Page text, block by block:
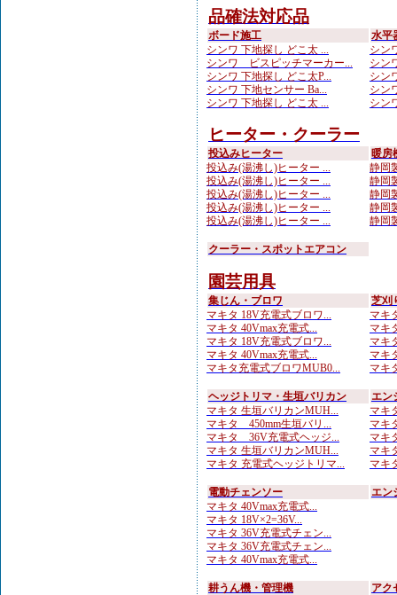
品確法対応品
ボード施工
シンワ 下地探し どこ太 ...
シンワ ビスピッチマーカー...
シンワ 下地探し どこ太P...
シンワ 下地センサー Ba...
シンワ 下地探し どこ太 ...
水平
シン
シン
シン
シン
シン
ヒーター・クーラー
投込みヒーター
投込み(湯沸し)ヒーター ...
投込み(湯沸し)ヒーター ...
投込み(湯沸し)ヒーター ...
投込み(湯沸し)ヒーター ...
投込み(湯沸し)ヒーター ...
暖房
静岡
静岡
静岡
静岡
静岡
クーラー・スポットエアコン
園芸用具
集じん・ブロワ
マキタ 18V充電式ブロワ...
マキタ 40Vmax充電式...
マキタ 18V充電式ブロワ...
マキタ 40Vmax充電式...
マキタ充電式ブロワMUB0...
芝刈
マキ
マキ
マキ
マキ
マキ
ヘッジトリマ・生垣バリカン
マキタ 生垣バリカンMUH...
マキタ 450mm生垣バリ...
マキタ 36V充電式ヘッジ...
マキタ 生垣バリカンMUH...
マキタ 充電式ヘッジトリマ...
エン
マキ
マキ
マキ
マキ
マキ
電動チェンソー
マキタ 40Vmax充電式...
マキタ 18V×2=36V...
マキタ 36V充電式チェン...
マキタ 36V充電式チェン...
マキタ 40Vmax充電式...
エン
耕うん機・管理機
アク